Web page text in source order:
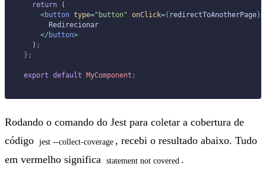
  return
(
    <
button type="button" onClick={ redirectToAnotherPage }>
      Redirecionar
    </
button>
  )
;
};
export default MyComponent ;
Rodando o comando do Jest para coletar a cobertura de
código jest --collect-coverage , recebi o resultado abaixo. Tudo
em vermelho significa statement not covered .